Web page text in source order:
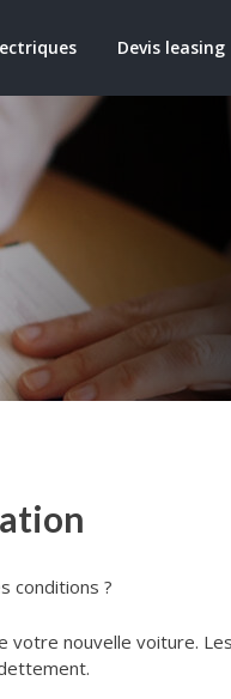
Devis leasing
conditions ?
votre nouvelle voiture. Les